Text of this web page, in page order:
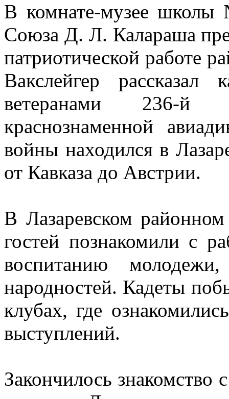
В комнате-музее школы
Союза Д. Л. Калараша
патриотической работе
Вакслейгер
ветеранами 236-й
краснознаменной
войны находился в
от Кавказа до Австрии.
В Лазаревском
гостей познакомили с
воспитанию
народностей. Кадеты
клубах, где
выступлений.
Закончилось